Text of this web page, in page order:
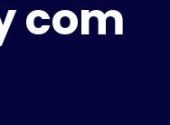
com